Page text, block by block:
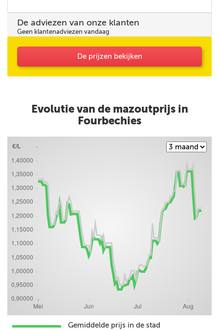
De adviezen van onze klanten
Geen klantenadviezen vandaag
De prijzen bekijken
Evolutie van de mazoutprijs in
Fourbechies
Gemiddelde prijs in de stad